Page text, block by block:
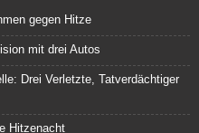
gegen Hitze
mit drei Autos
Drei Verletzte, Tatverdächtiger
Hitzenacht